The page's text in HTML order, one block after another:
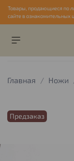
Товары, продающиеся по
сайте в ознакомительных
Главная Ножи
Предзаказ